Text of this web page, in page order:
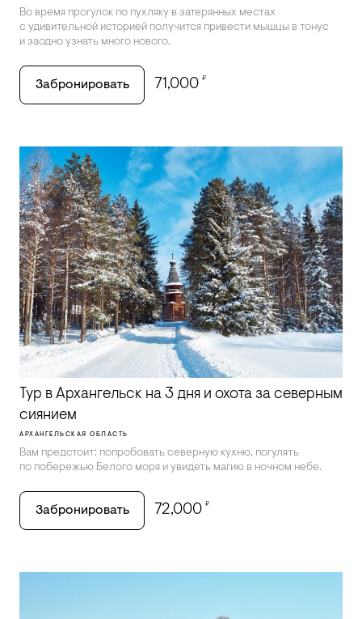
Во время прогулок по пухляку в затерянных местах
с удивительной историей получится привести мышцы в тонус
и заодно узнать много нового.
Забронировать 71,000 ₽
Тур в Архангельск на 3 дня и охота за северным
сиянием
АРХАНГЕЛЬСКАЯ ОБЛАСТЬ
Вам предстоит: попробовать северную кухню, погулять
по побережью Белого моря и увидеть магию в ночном небе.
Забронировать 72,000 ₽